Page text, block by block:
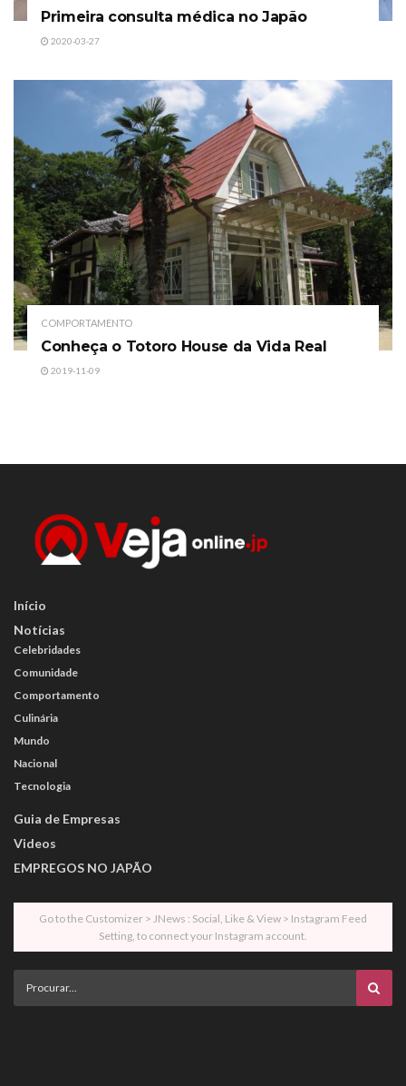
Primeira consulta médica no Japão
2020-03-27
COMPORTAMENTO
Conheça o Totoro House da Vida Real
2019-11-09
Início
Notícias
Celebridades
Comunidade
Comportamento
Culinária
Mundo
Nacional
Tecnologia
Guia de Empresas
Videos
EMPREGOS NO JAPÃO
Go to the Customizer > JNews : Social, Like & View > Instagram Feed
Setting, to connect your Instagram account.